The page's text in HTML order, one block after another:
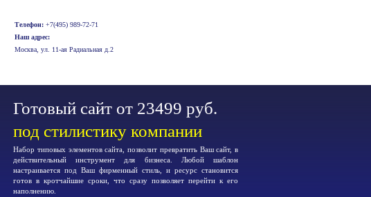
Телефон: +7(495) 989-72-71
Наш адрес:
Москва, ул. 11-ая Радиальная д.2
Готовый сайт от 23499 руб.
под стилистику компании
Набор типовых элементов сайта, позволит превратить Ваш сайт, в
действительный инструмент для бизнеса. Любой шаблон
настраивается под Ваш фирменный стиль, и ресурс становится
готов в кротчайшие сроки, что сразу позволяет перейти к его
наполнению.